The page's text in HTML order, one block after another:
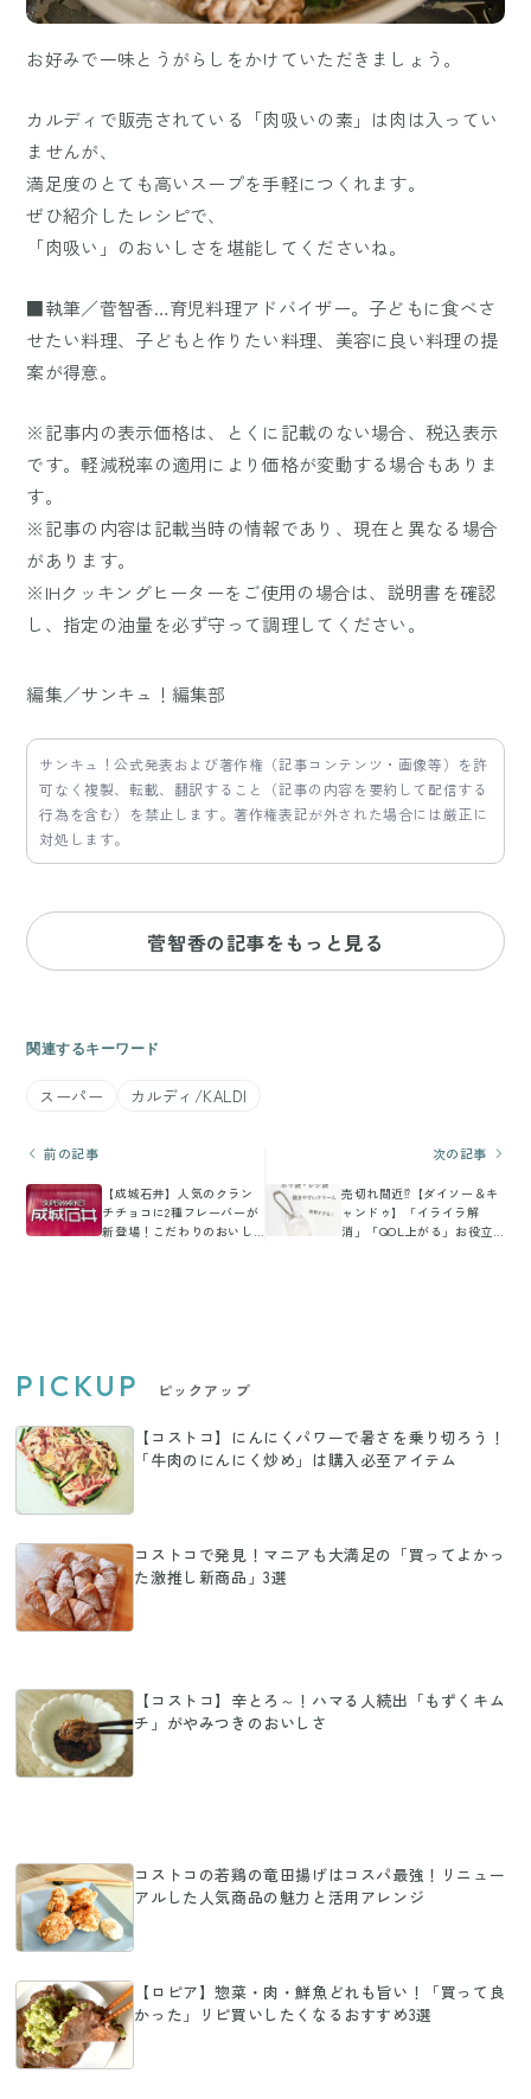
お好みで一味とうがらしをかけていただきましょう。
カルディで販売されている「肉吸いの素」は肉は入ってい
ませんが、
満足度のとても高いスープを手軽につくれます。
ぜひ紹介したレシピで、
「肉吸い」のおいしさを堪能してくださいね。
■執筆／菅智香…育児料理アドバイザー。子どもに食べさ
せたい料理、子どもと作りたい料理、美容に良い料理の提
案が得意。
※記事内の表示価格は、とくに記載のない場合、税込表示
です。軽減税率の適用により価格が変動する場合もありま
す。
※記事の内容は記載当時の情報であり、現在と異なる場合
があります。
※IHクッキングヒーターをご使用の場合は、説明書を確認
し、指定の油量を必ず守って調理してください。
編集／サンキュ！編集部
サンキュ！公式発表および著作権（記事コンテンツ・画像等）を許
可なく複製、転載、翻訳すること（記事の内容を要約して配信する
行為を含む）を禁止します。著作権表記が外された場合には厳正に
対処します。
菅智香の記事をもっと見る
関連するキーワード
スーパー カルディ/KALDI
前の記事
【成城石井】人気のクラン
チチョコに2種フレーバーが
新登場！こだわりのおいし
次の記事
売切れ間近⁉【ダイソー＆キ
ャンドゥ】「イライラ解
消」「QOL上がる」お役立
PICKUP ピックアップ
【コストコ】にんにくパワーで暑さを乗り切ろう！
「牛肉のにんにく炒め」は購入必至アイテム
コストコで発見！マニアも大満足の「買ってよかっ
た激推し新商品」3選
【コストコ】辛とろ～！ハマる人続出「もずくキム
チ」がやみつきのおいしさ
コストコの若鶏の竜田揚げはコスパ最強！リニュー
アルした人気商品の魅力と活用アレンジ
【ロピア】惣菜・肉・鮮魚どれも旨い！「買って良
かった」リピ買いしたくなるおすすめ3選